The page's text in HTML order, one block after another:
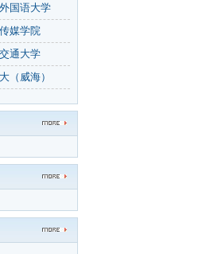
国语大学
媒学院
通大学
（威海）